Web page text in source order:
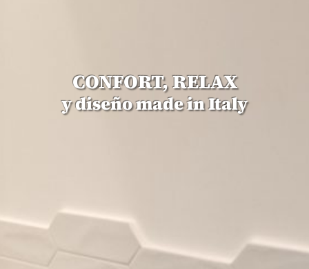
CONFORT, RELAX
y diseño made in Italy